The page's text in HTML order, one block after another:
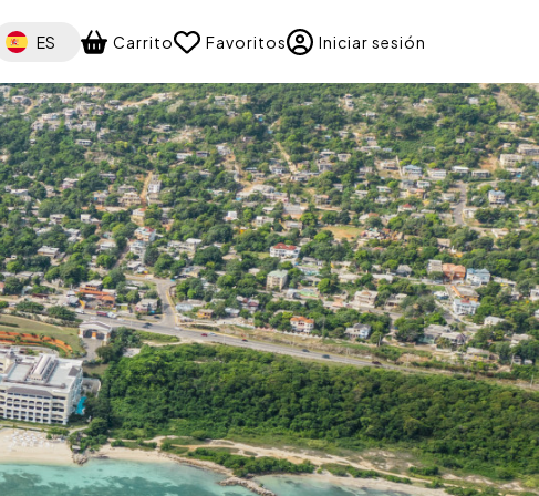
Select your language
ES Carrito Favoritos Iniciar sesión